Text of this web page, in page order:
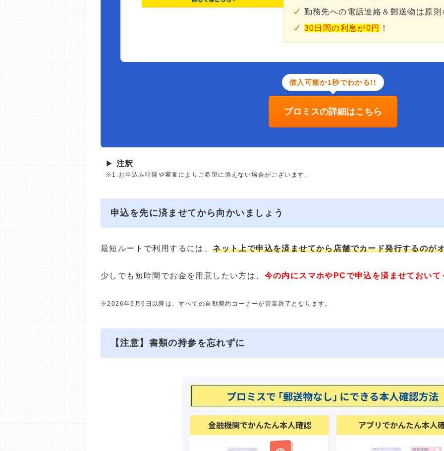
勤務先への電話連絡＆郵送物は原則
30日間の利息が0円
！
借入可能か1秒でわかる!!
プロミスの詳細はこちら
▶ 注釈
※1.お申込み時間や審査によりご希望に添えない場合がございます。
申込を先に済ませてから向かいましょう
最短ルートで利用するには、ネット上で申込を済ませてから店舗でカード発行するのが
少しでも短時間でお金を用意したい方は、 今の内にスマホやPCで申込を済ませておいて
※2026年9月6日以降は、すべての自動契約コーナーが営業終了となります。
【注意】書類の持参を忘れずに